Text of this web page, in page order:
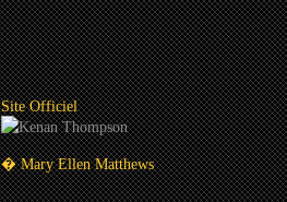
Site Officiel
� Mary Ellen Matthews